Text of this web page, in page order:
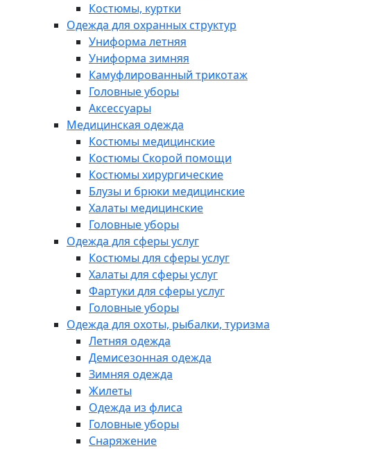
Костюмы, куртки
Одежда для охранных структур
Униформа летняя
Униформа зимняя
Камуфлированный трикотаж
Головные уборы
Аксессуары
Медицинская одежда
Костюмы медицинские
Костюмы Скорой помощи
Костюмы хирургические
Блузы и брюки медицинские
Халаты медицинские
Головные уборы
Одежда для сферы услуг
Костюмы для сферы услуг
Халаты для сферы услуг
Фартуки для сферы услуг
Головные уборы
Одежда для охоты, рыбалки, туризма
Летняя одежда
Демисезонная одежда
Зимняя одежда
Жилеты
Одежда из флиса
Головные уборы
Снаряжение